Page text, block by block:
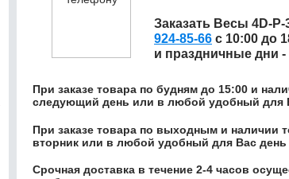
Заказать Весы 4D-P-
924-85-66 с 10:00 до
и праздничные дни
При заказе товара по будням до 15:00 и
следующий день или в любой удобный для
При заказе товара по выходным и наличии
вторник или в любой удобный для Вас день
Срочная доставка в течение 2-4 часов